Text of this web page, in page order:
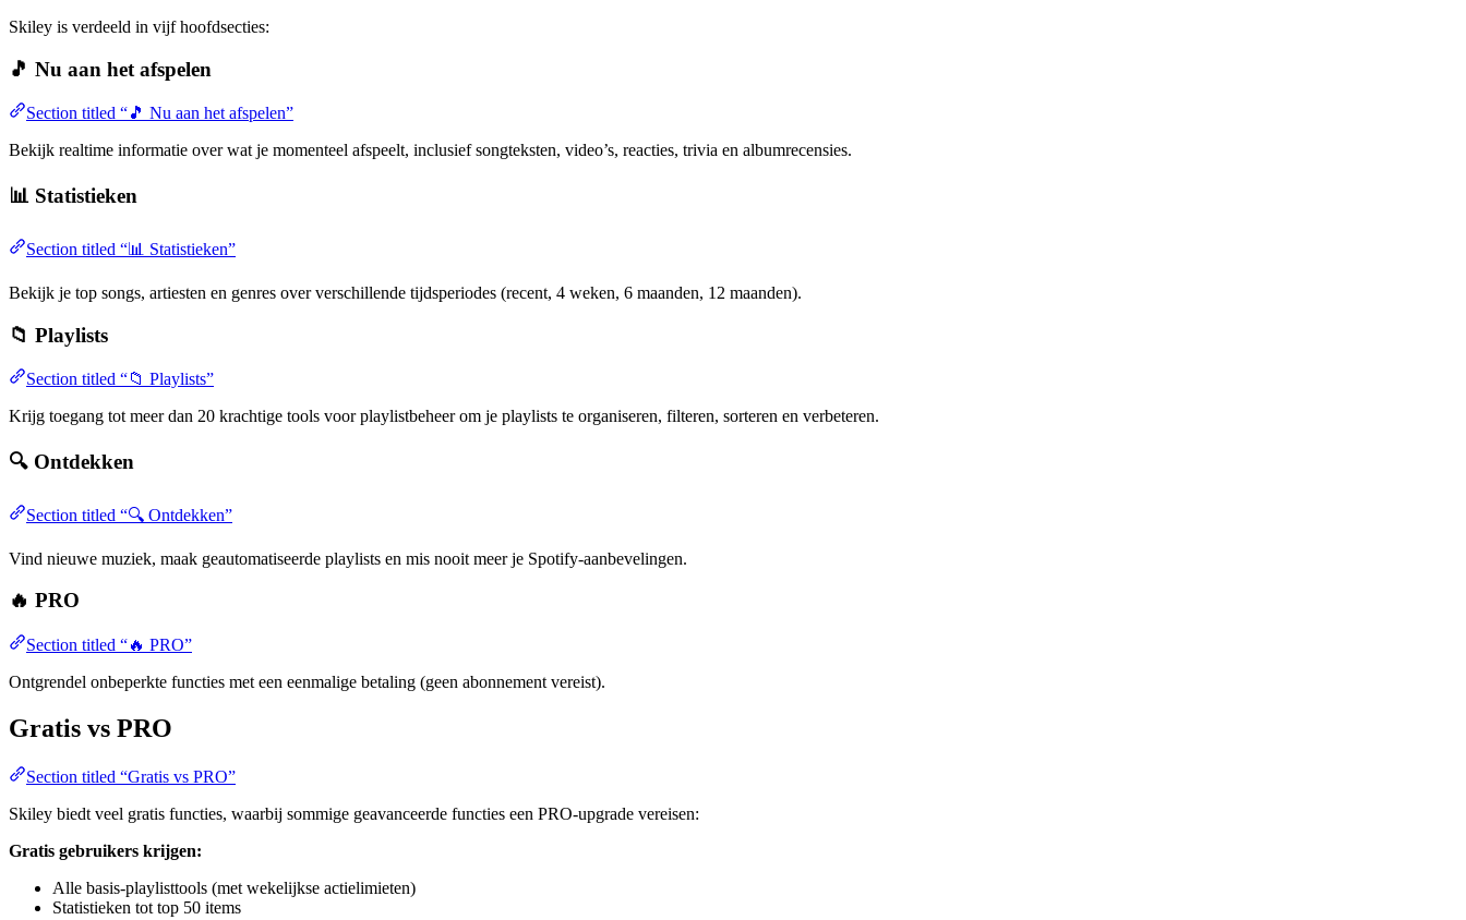
Skiley is verdeeld in vijf hoofdsecties:
🎵 Nu aan het afspelen
Section titled “🎵 Nu aan het afspelen”
Bekijk realtime informatie over wat je momenteel afspeelt, inclusief songteksten, video’s, reacties, trivia en albumrecensies.
📊 Statistieken
Section titled “📊 Statistieken”
Bekijk je top songs, artiesten en genres over verschillende tijdsperiodes (recent, 4 weken, 6 maanden, 12 maanden).
📁 Playlists
Section titled “📁 Playlists”
Krijg toegang tot meer dan 20 krachtige tools voor playlistbeheer om je playlists te organiseren, filteren, sorteren en verbeteren.
🔍 Ontdekken
Section titled “🔍 Ontdekken”
Vind nieuwe muziek, maak geautomatiseerde playlists en mis nooit meer je Spotify-aanbevelingen.
🔥 PRO
Section titled “🔥 PRO”
Ontgrendel onbeperkte functies met een eenmalige betaling (geen abonnement vereist).
Gratis vs PRO
Section titled “Gratis vs PRO”
Skiley biedt veel gratis functies, waarbij sommige geavanceerde functies een PRO-upgrade vereisen:
Gratis gebruikers krijgen:
Alle basis-playlisttools (met wekelijkse actielimieten)
Statistieken tot top 50 items